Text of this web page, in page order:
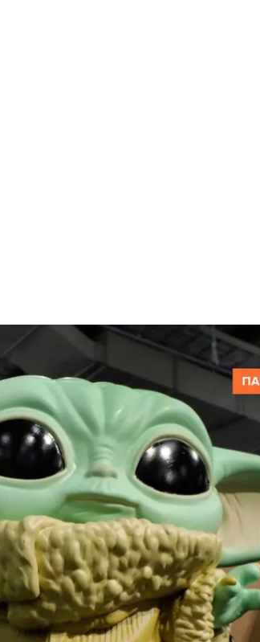
іграшок у Нью-Йорку.
Drew
новому. Деякі з них стають
як змінилися іграшки за
іграшок 2010-х
що вважається єдиним у світі
із 1960-х до 2010-х —
огляду на симпатії покупців. А
тоді жили люди.
лінійка Suzy Homemaker — кухонні
для жінок — з погляду
й у мові. Сьогодні термін
(або змушені) прати-прибирати-